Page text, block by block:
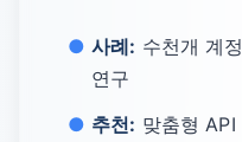
사례: 수천개 계
연구
추천: 맞춤형